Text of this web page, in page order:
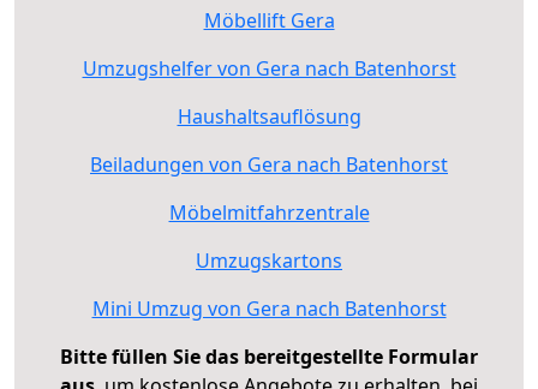
Möbellift Gera
Umzugshelfer von Gera nach Batenhorst
Haushaltsauflösung
Beiladungen von Gera nach Batenhorst
Möbelmitfahrzentrale
Umzugskartons
Mini Umzug von Gera nach Batenhorst
Bitte füllen Sie das bereitgestellte Formular